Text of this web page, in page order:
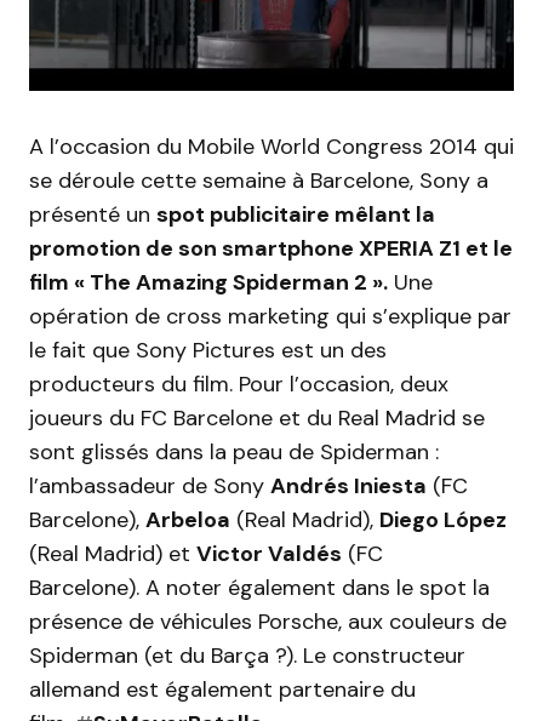
A l’occasion du Mobile World Congress 2014 qui
se déroule cette semaine à Barcelone, Sony a
présenté un spot publicitaire mêlant la
promotion de son smartphone XPERIA Z1 et le
film « The Amazing Spiderman 2 ». Une
opération de cross marketing qui s’explique par
le fait que Sony Pictures est un des
producteurs du film. Pour l’occasion, deux
joueurs du FC Barcelone et du Real Madrid se
sont glissés dans la peau de Spiderman :
l’ambassadeur de Sony Andrés Iniesta (FC
Barcelone), Arbeloa (Real Madrid), Diego López
(Real Madrid) et Victor Valdés (FC
Barcelone). A noter également dans le spot la
présence de véhicules Porsche, aux couleurs de
Spiderman (et du Barça ?). Le constructeur
allemand est également partenaire du